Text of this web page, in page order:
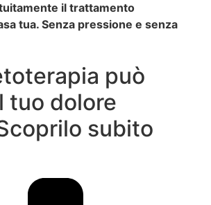
il trattamento
tua. Senza pressione e senza
può
tuo dolore
subito